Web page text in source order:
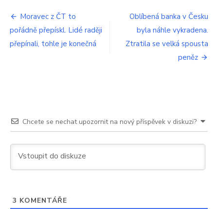
názvem
celý
rok
triku
smažím
láhve
tři
jednoho
Navigace
pro
příspěvek
Moravec z ČT to
pořádně přepískl. Lidé raději
přepínali, tohle je konečná
Oblíbená banka v Česku
byla náhle vykradena.
Ztratila se velká spousta
peněz
Chcete se nechat upozornit na nový příspěvek v diskuzi?
3 KOMENTÁŘE